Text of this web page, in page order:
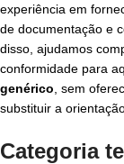
experiência em
de documentação e
disso, ajudamos
conformidade para
genérico , sem
substituir a
Categoria